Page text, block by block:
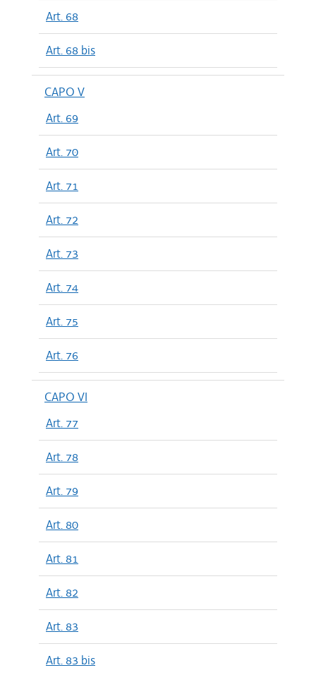
Art. 68
Art. 68 bis
CAPO V
Art. 69
Art. 70
Art. 71
Art. 72
Art. 73
Art. 74
Art. 75
Art. 76
CAPO VI
Art. 77
Art. 78
Art. 79
Art. 80
Art. 81
Art. 82
Art. 83
Art. 83 bis